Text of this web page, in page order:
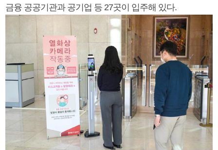
금융 공공기관과 공기업 등 27곳이 입주해 있다.